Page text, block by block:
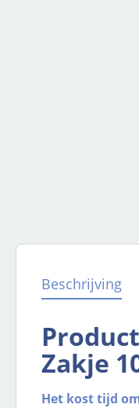
Beschrijving
Zakje
Het kost tijd